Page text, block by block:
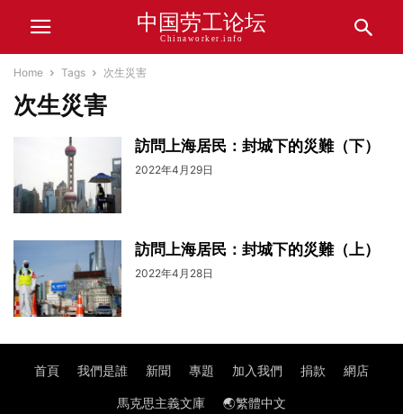
中国劳工论坛
Chinaworker.info
Home Tags 次生災害
次生災害
訪問上海居民：封城下的災難（下）
2022年4月29日
訪問上海居民：封城下的災難（上）
2022年4月28日
首頁 我們是誰 新聞 專題 加入我們 捐款 網店
馬克思主義文庫 🌏繁體中文